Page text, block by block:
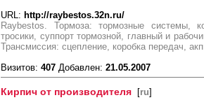
URL: http://raybestos.32n.ru/
Raybestos. Тормоза: тормозные системы,
тросики, суппорт тормозной, главный и
Трансмиссия: сцепление, коробка передач,
Визитов: 407 Добавлен: 21.05.2007
Кирпич от производителя [ru]